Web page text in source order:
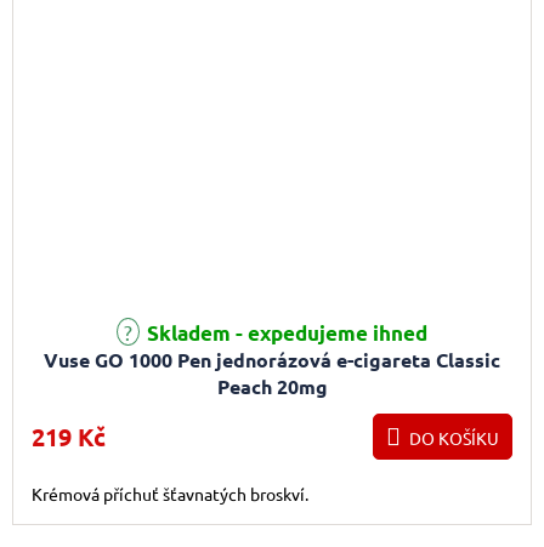
Vuse GO 1000 Pen jednorázová e-cigareta Classic
Peach 20mg
Skladem - expedujeme ihned
219 Kč DO KOŠÍKU
Krémová příchuť šťavnatých broskví.